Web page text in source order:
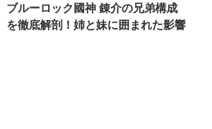
ブルーロック國神 錬介の兄弟構成
を徹底解剖！姉と妹に囲まれた影響